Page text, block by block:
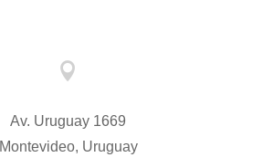

Av. Uruguay 1669
Montevideo, Uruguay